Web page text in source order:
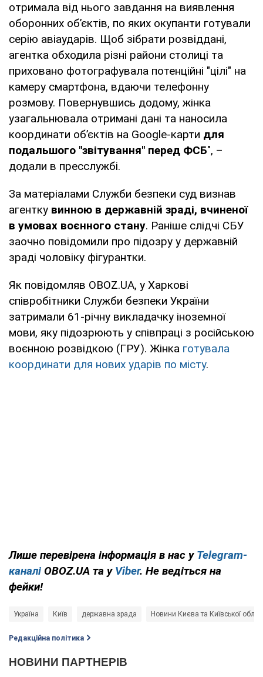
отримала від нього завдання на виявлення
оборонних об’єктів, по яких окупанти готували
серію авіаударів. Щоб зібрати розвіддані,
агентка обходила різні райони столиці та
приховано фотографувала потенційні "цілі" на
камеру смартфона, вдаючи телефонну
розмову. Повернувшись додому, жінка
узагальнювала отримані дані та наносила
координати об’єктів на Google-карти для
подальшого "звітування" перед ФСБ", –
додали в пресслужбі.
За матеріалами Служби безпеки суд визнав
агентку винною в державній зраді, вчиненої
в умовах воєнного стану. Раніше слідчі СБУ
заочно повідомили про підозру у державній
зраді чоловіку фігурантки.
Як повідомляв OBOZ.UA, у Харкові
співробітники Служби безпеки України
затримали 61-річну викладачку іноземної
мови, яку підозрюють у співпраці з російською
воєнною розвідкою (ГРУ). Жінка готувала
координати для нових ударів по місту.
Лише перевірена інформація в нас у Telegram-
каналі OBOZ.UA та у Viber. Не ведіться на
фейки!
Україна Київ державна зрада Новини Києва та Київської
Редакційна політика